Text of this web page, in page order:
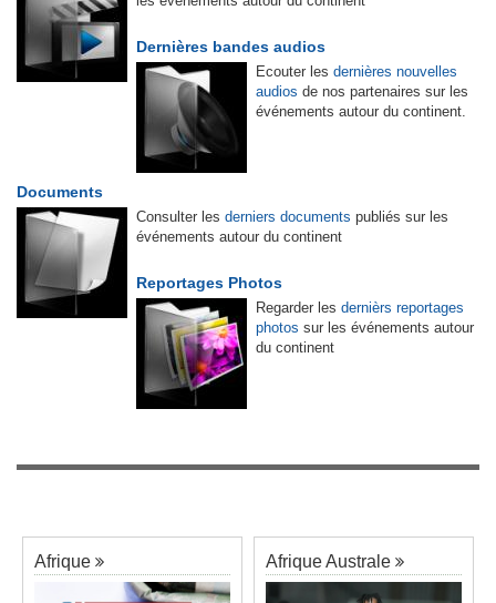
Dernières bandes audios
Ecouter les dernières nouvelles
audios de nos partenaires sur les
événements autour du continent.
Documents
Consulter les derniers documents publiés sur les
événements autour du continent
Reportages Photos
Regarder les dernièrs reportages
photos sur les événements autour
du continent
Afrique Afrique Australe